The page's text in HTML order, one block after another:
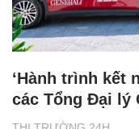
‘Hành trình kết
các Tổng Đại lý